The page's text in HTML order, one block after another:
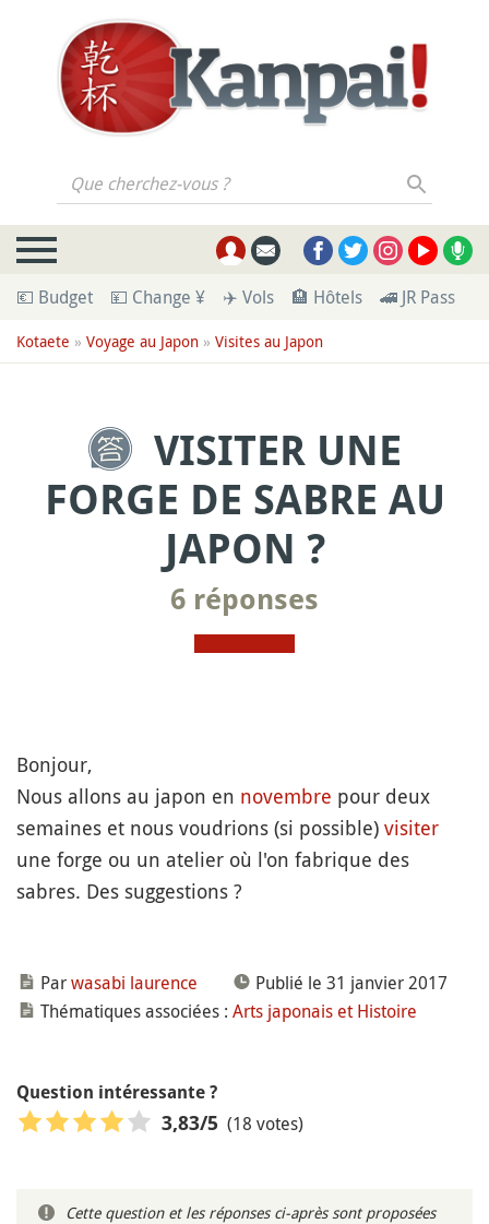
Que cherchez-vous ?
💶 Budget 💴 Change ¥ ✈️ Vols 🏨 Hôtels 🚄 JR Pass
Kotaete » Voyage au Japon » Visites au Japon
VISITER UNE
FORGE DE SABRE AU
JAPON ?
6 réponses
Bonjour,
Nous allons au japon en novembre pour deux
semaines et nous voudrions (si possible) visiter
une forge ou un atelier où l'on fabrique des
sabres. Des suggestions ?
Parwasabi laurence
Publié le 31 janvier 2017
Thématiques associées : Arts japonais et Histoire
Question intéressante ?
3,83/5 (18 votes)
Cette question et les réponses ci-après sont proposées